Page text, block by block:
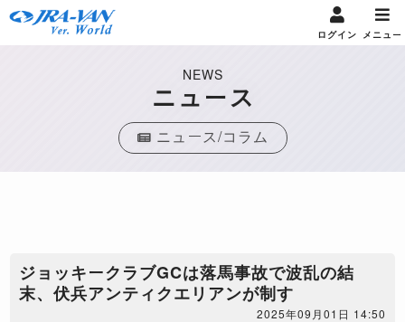
ログイン メニュー
NEWS
ニュース
ニュース/コラム
ジョッキークラブGCは落馬事故で波乱の結
末、伏兵アンティクエリアンが制す
2025年09月01日 14:50